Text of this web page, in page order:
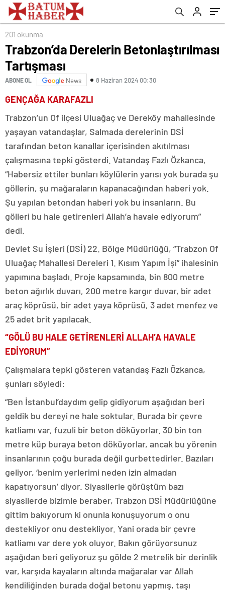
201 okunma
Trabzon’da Derelerin Betonlaştırılması
Tartışması
ABONE OL News 8 Haziran 2024 00:30
GENÇAĞA KARAFAZLI
Trabzon’un Of ilçesi Uluağaç ve Dereköy mahallesinde
yaşayan vatandaşlar, Salmada derelerinin DSİ
tarafından beton kanallar içerisinden akıtılması
çalışmasına tepki gösterdi. Vatandaş Fazlı Özkanca,
“Habersiz ettiler bunları köylülerin yarısı yok burada şu
göllerin, şu mağaraların kapanacağından haberi yok.
Şu yapılan betondan haberi yok bu insanların. Bu
gölleri bu hale getirenleri Allah’a havale ediyorum”
dedi.
Devlet Su İşleri (DSİ) 22. Bölge Müdürlüğü, “Trabzon Of
Uluağaç Mahallesi Dereleri 1. Kısım Yapım İşi” ihalesinin
yapımına başladı. Proje kapsamında, bin 800 metre
beton ağırlık duvarı, 200 metre kargır duvar, bir adet
araç köprüsü, bir adet yaya köprüsü, 3 adet menfez ve
25 adet brit yapılacak.
“GÖLÜ BU HALE GETİRENLERİ ALLAH’A HAVALE
EDİYORUM”
Çalışmalara tepki gösteren vatandaş Fazlı Özkanca,
şunları söyledi:
“Ben İstanbul’daydım gelip gidiyorum aşağıdan beri
geldik bu dereyi ne hale soktular. Burada bir çevre
katliamı var, fuzuli bir beton döküyorlar. 30 bin ton
metre küp buraya beton döküyorlar, ancak bu yörenin
insanlarının çoğu burada değil gurbettedirler. Bazıları
geliyor, ‘benim yerlerimi neden izin almadan
kapatıyorsun’ diyor. Siyasilerle görüştüm bazı
siyasilerde bizimle beraber, Trabzon DSİ Müdürlüğüne
gittim bakıyorum ki onunla konuşuyorum o onu
destekliyor onu destekliyor. Yani orada bir çevre
katliamı var dere yok oluyor. Bakın görüyorsunuz
aşağıdan beri geliyoruz şu gölde 2 metrelik bir derinlik
var, karşıda kayaların altında mağaralar var Allah
kendiliğinden burada doğal betonu yapmış, taşı